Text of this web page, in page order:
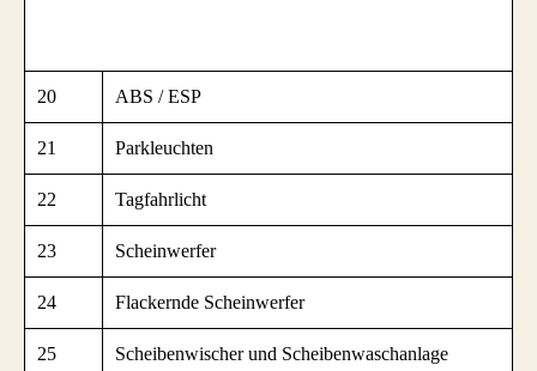
20 ABS / ESP
21 Parkleuchten
22 Tagfahrlicht
23 Scheinwerfer
24 Flackernde Scheinwerfer
25 Scheibenwischer und Scheibenwaschanlage